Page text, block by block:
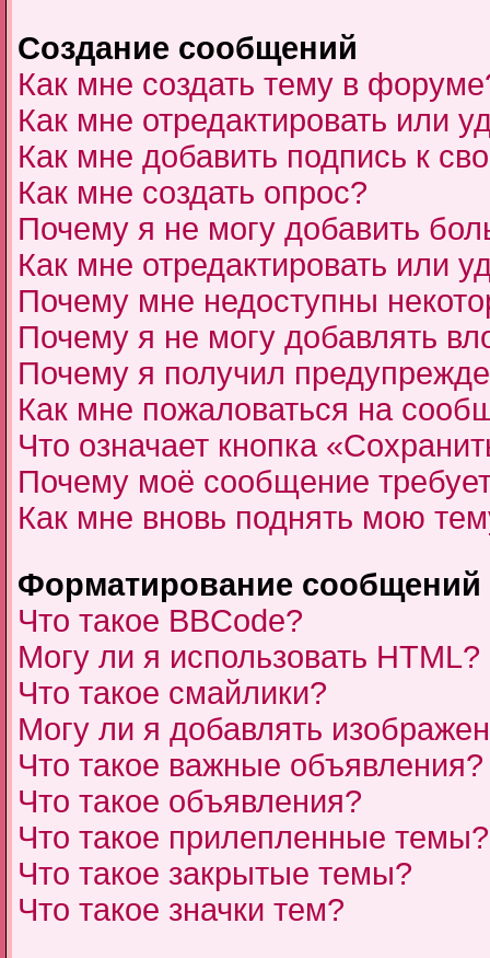
Создание сообщений
Как мне создать тему в
Как мне отредактировать или
Как мне добавить подпись к
Как мне создать опрос?
Почему я не могу добавить
Как мне отредактировать или
Почему мне недоступны
Почему я не могу добавлять
Почему я получил
Как мне пожаловаться на
Что означает кнопка
Почему моё сообщение
Как мне вновь поднять мою
Форматирование
Что такое BBCode?
Могу ли я использовать HTML?
Что такое смайлики?
Могу ли я добавлять
Что такое важные объявления?
Что такое объявления?
Что такое прилепленные темы?
Что такое закрытые темы?
Что такое значки тем?